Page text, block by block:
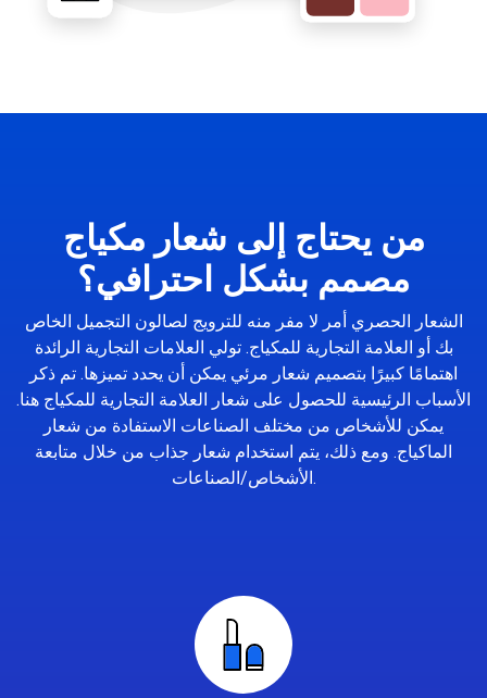
من يحتاج إلى شعار مكياج
مصمم بشكل احترافي؟
الشعار الحصري أمر لا مفر منه للترويج لصالون التجميل الخاص
بك أو العلامة التجارية للمكياج. تولي العلامات التجارية الرائدة
اهتمامًا كبيرًا بتصميم شعار مرئي يمكن أن يحدد تميزها. تم ذكر
الأسباب الرئيسية للحصول على شعار العلامة التجارية للمكياج هنا.
يمكن للأشخاص من مختلف الصناعات الاستفادة من شعار
الماكياج. ومع ذلك، يتم استخدام شعار جذاب من خلال متابعة
الأشخاص/الصناعات.